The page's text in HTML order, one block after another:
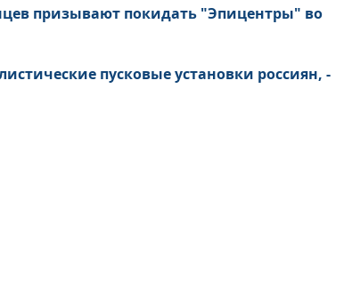
призывают покидать "Эпицентры" во
пусковые установки россиян, -